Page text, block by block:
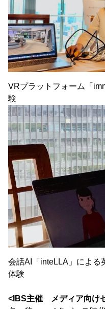
VRプラットフォーム「
験
会話AI「inteLLA」による
体験
<IBS主催 メディア向け